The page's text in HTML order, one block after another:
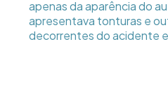
apenas da aparência do
apresentava tonturas e
decorrentes do acidente